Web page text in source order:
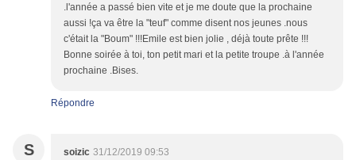
.l'année a passé bien vite et je me doute que la prochaine
aussi !ça va être la "teuf" comme disent nos jeunes .nous
c'était la "Boum" !!!Emile est bien jolie , déjà toute prête !!!
Bonne soirée à toi, ton petit mari et la petite troupe .à l'année
prochaine .Bises.
Répondre
S soizic 31/12/2019 09:53